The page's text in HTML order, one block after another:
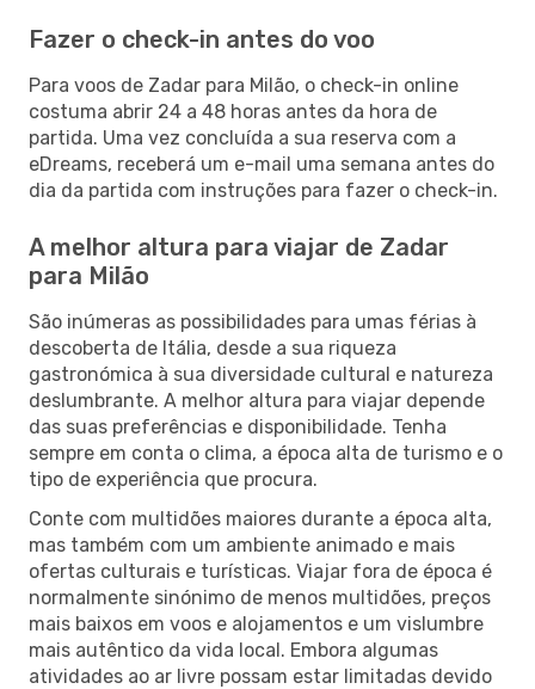
Fazer o check-in antes do voo
Para voos de Zadar para Milão, o check-in online
costuma abrir 24 a 48 horas antes da hora de
partida. Uma vez concluída a sua reserva com a
eDreams, receberá um e-mail uma semana antes do
dia da partida com instruções para fazer o check-in.
A melhor altura para viajar de Zadar
para Milão
São inúmeras as possibilidades para umas férias à
descoberta de Itália, desde a sua riqueza
gastronómica à sua diversidade cultural e natureza
deslumbrante. A melhor altura para viajar depende
das suas preferências e disponibilidade. Tenha
sempre em conta o clima, a época alta de turismo e o
tipo de experiência que procura.
Conte com multidões maiores durante a época alta,
mas também com um ambiente animado e mais
ofertas culturais e turísticas. Viajar fora de época é
normalmente sinónimo de menos multidões, preços
mais baixos em voos e alojamentos e um vislumbre
mais autêntico da vida local. Embora algumas
atividades ao ar livre possam estar limitadas devido